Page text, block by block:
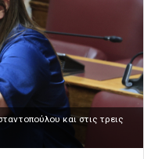
και στις τρεις